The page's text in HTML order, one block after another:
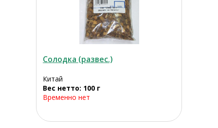
Солодка (развес.)
Китай
Вес нетто: 100 г
Временно нет